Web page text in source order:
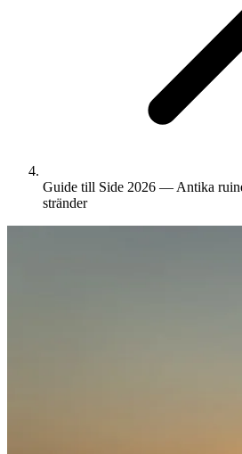
Guide till Side 2026 — Antika
stränder